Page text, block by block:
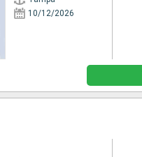
10/12/2026